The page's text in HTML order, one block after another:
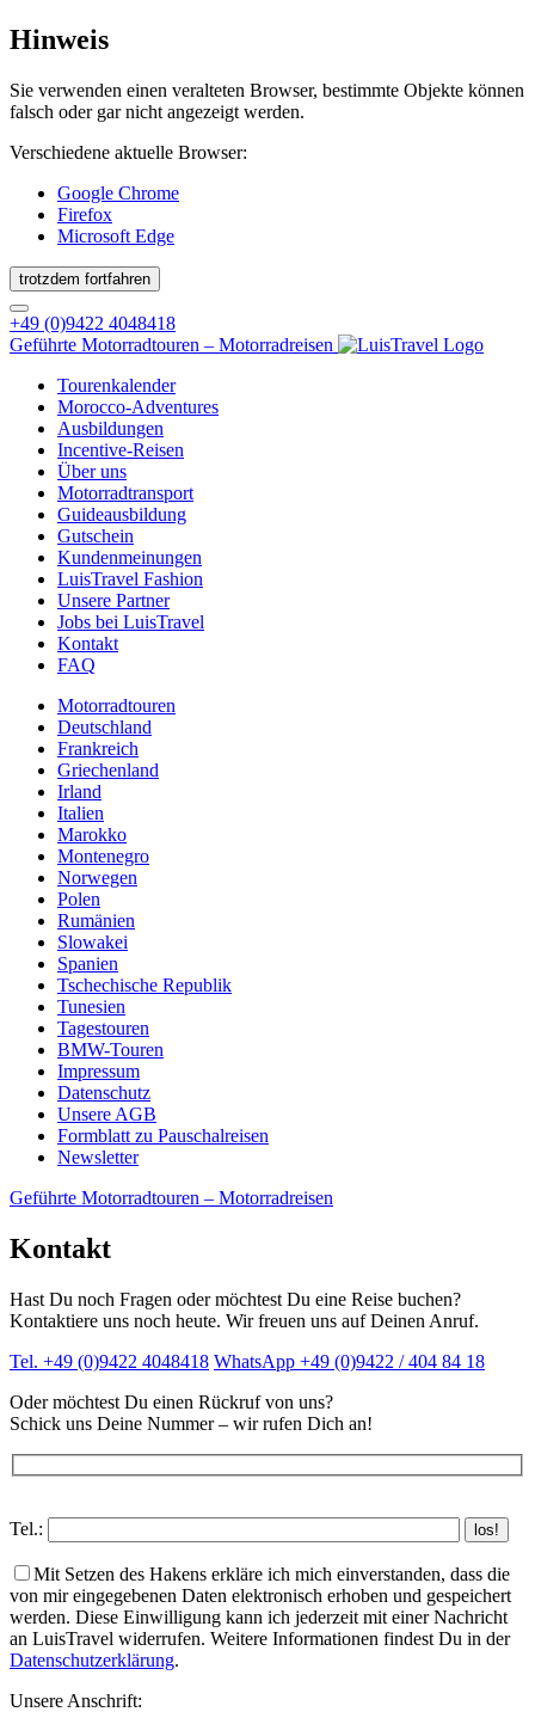
Hinweis
Sie verwenden einen veralteten Browser, bestimmte Objekte können
falsch oder gar nicht angezeigt werden.
Verschiedene aktuelle Browser:
Google Chrome
Firefox
Microsoft Edge
trotzdem fortfahren
+49 (0)9422 4048418
Geführte Motorradtouren – Motorradreisen
Tourenkalender
Morocco-Adventures
Ausbildungen
Incentive-Reisen
Über uns
Motorradtransport
Guideausbildung
Gutschein
Kundenmeinungen
LuisTravel Fashion
Unsere Partner
Jobs bei LuisTravel
Kontakt
FAQ
Motorradtouren
Deutschland
Frankreich
Griechenland
Irland
Italien
Marokko
Montenegro
Norwegen
Polen
Rumänien
Slowakei
Spanien
Tschechische Republik
Tunesien
Tagestouren
BMW-Touren
Impressum
Datenschutz
Unsere AGB
Formblatt zu Pauschalreisen
Newsletter
Skip
content
Geführte Motorradtouren – Motorradreisen
Kontakt
Hast Du noch Fragen oder möchtest Du eine Reise buchen?
Kontaktiere uns noch heute. Wir freuen uns auf Deinen Anruf.
Tel. +49 (0)9422 4048418 WhatsApp +49 (0)9422 / 404 84 18
Oder möchtest Du einen Rückruf von uns?
Schick uns Deine Nummer – wir rufen Dich an!
Tel.:
Mit Setzen des Hakens erkläre ich mich einverstanden, dass die
von mir eingegebenen Daten elektronisch erhoben und gespeichert
werden. Diese Einwilligung kann ich jederzeit mit einer Nachricht
an LuisTravel widerrufen. Weitere Informationen findest Du in der
Datenschutzerklärung.
Unsere Anschrift: